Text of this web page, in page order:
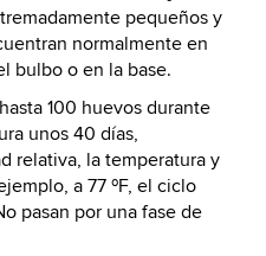
pequeños y
normalmente en
bulbo o en la base.
100 huevos durante
unos 40 días,
relativa, la temperatura y
a 77 ºF, el ciclo
pasan por una fase de